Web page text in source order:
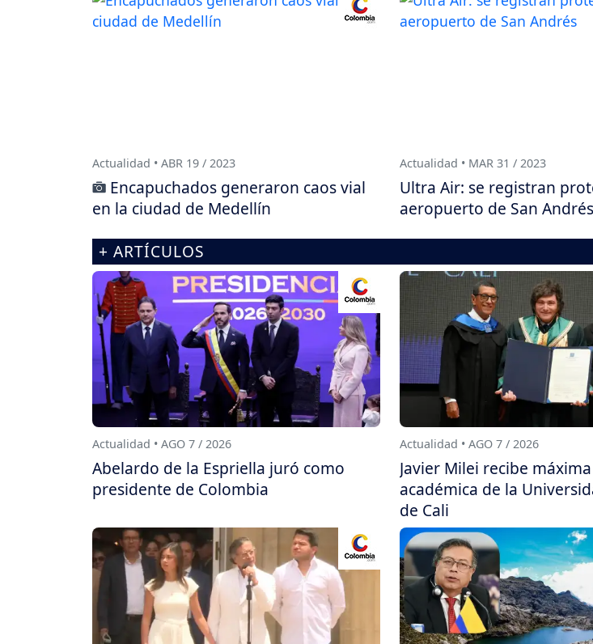
Actualidad • ABR 19 / 2023
Encapuchados generaron caos vial
en la ciudad de Medellín
Actualidad • MAR 31 / 2023
Ultra Air: se registran
aeropuerto de San Andrés
+ ARTÍCULOS
Actualidad • AGO 7 / 2026
Abelardo de la Espriella juró como
presidente de Colombia
Actualidad • AGO 7 / 2026
Javier Milei recibe
académica de la
de Cali